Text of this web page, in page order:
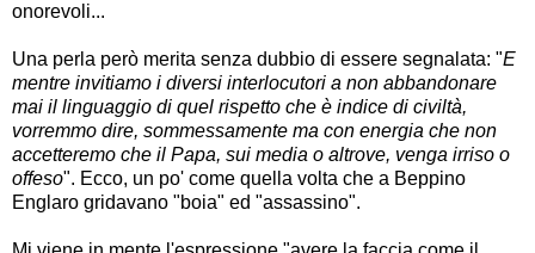
onorevoli...
Una perla però merita senza dubbio di essere segnalata: "E
mentre invitiamo i diversi interlocutori a non abbandonare
mai il linguaggio di quel rispetto che è indice di civiltà,
vorremmo dire, sommessamente ma con energia che non
accetteremo che il Papa, sui media o altrove, venga irriso o
offeso". Ecco, un po' come quella volta che a Beppino
Englaro gridavano "boia" ed "assassino".